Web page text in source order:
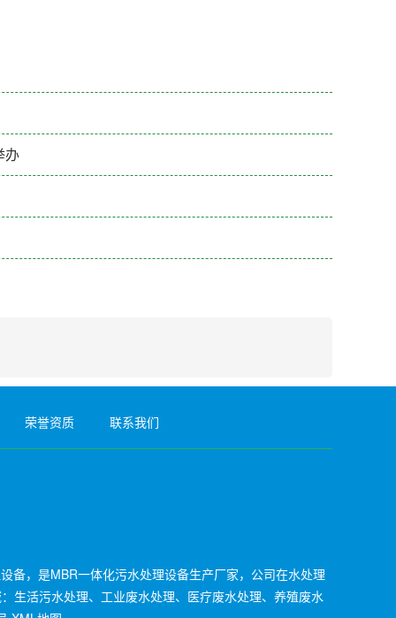
办
荣誉资质 联系我们
备，是MBR一体化污水处理设备生产厂家，公司在水处理
生活污水处理、工业废水处理、医疗废水处理、养殖废水